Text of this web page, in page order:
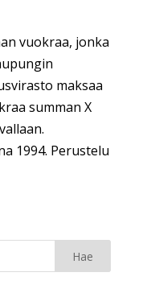
vuokraa, jonka
maksaa
summan X
1994. Perustelu